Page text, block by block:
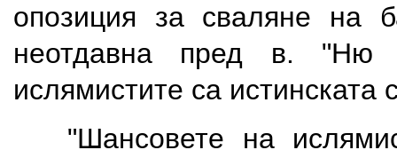
опозиция за сваляне на
неотдавна пред в. "Ню
ислямистите са истинската
"Шансовете на